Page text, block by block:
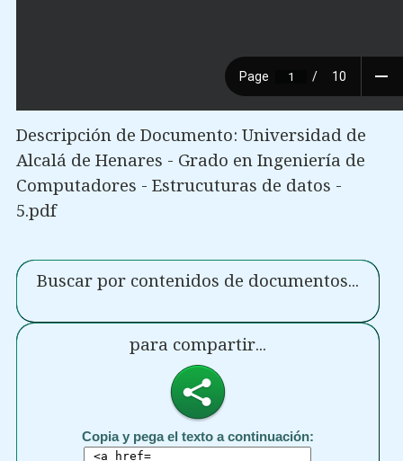
Descripción de Documento: Universidad de
Alcalá de Henares - Grado en Ingeniería de
Computadores - Estrucuturas de datos -
5.pdf
Buscar por contenidos de documentos...
para compartir...
Copia y pega el texto a continuación: